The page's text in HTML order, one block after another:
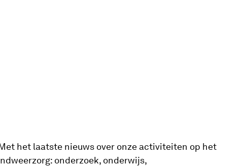
het laatste nieuws over onze activiteiten op het
onderzoek, onderwijs,